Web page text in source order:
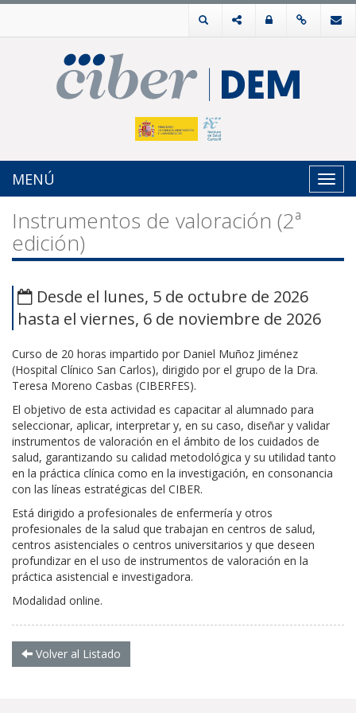
MENÚ
Instrumentos de valoración (2ª
edición)
Desde el lunes, 5 de octubre de 2026
hasta el viernes, 6 de noviembre de 2026
Curso de 20 horas impartido por Daniel Muñoz Jiménez
(Hospital Clínico San Carlos), dirigido por el grupo de la Dra.
Teresa Moreno Casbas (CIBERFES).
El objetivo de esta actividad es capacitar al alumnado para
seleccionar, aplicar, interpretar y, en su caso, diseñar y validar
instrumentos de valoración en el ámbito de los cuidados de
salud, garantizando su calidad metodológica y su utilidad tanto
en la práctica clínica como en la investigación, en consonancia
con las líneas estratégicas del CIBER.
Está dirigido a profesionales de enfermería y otros
profesionales de la salud que trabajan en centros de salud,
centros asistenciales o centros universitarios y que deseen
profundizar en el uso de instrumentos de valoración en la
práctica asistencial e investigadora.
Modalidad online.
Volver al Listado